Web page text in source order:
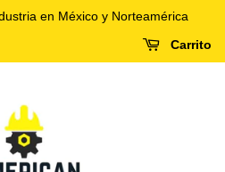
en México y Norteamérica
Carrito